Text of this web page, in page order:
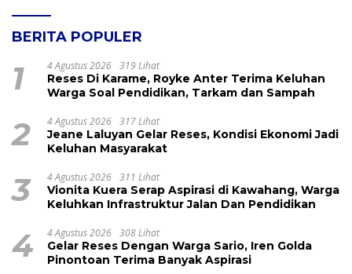
BERITA POPULER
1 4 Agustus 2026 319 Lihat
Reses Di Karame, Royke Anter Terima Keluhan
Warga Soal Pendidikan, Tarkam dan Sampah
2 4 Agustus 2026 317 Lihat
Jeane Laluyan Gelar Reses, Kondisi Ekonomi Jadi
Keluhan Masyarakat
3 4 Agustus 2026 311 Lihat
Vionita Kuera Serap Aspirasi di Kawahang, Warga
Keluhkan Infrastruktur Jalan Dan Pendidikan
4 4 Agustus 2026 308 Lihat
Gelar Reses Dengan Warga Sario, Iren Golda
Pinontoan Terima Banyak Aspirasi